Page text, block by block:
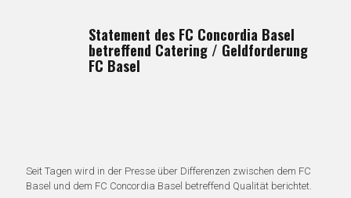
Statement des FC Concordia Basel
betreffend Catering / Geldforderung
FC Basel
Seit Tagen wird in der Presse über Differenzen zwischen dem FC
Basel und dem FC Concordia Basel betreffend Qualität berichtet.